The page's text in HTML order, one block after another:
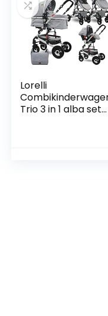
Lorelli
Trio 3 in 1 alba set